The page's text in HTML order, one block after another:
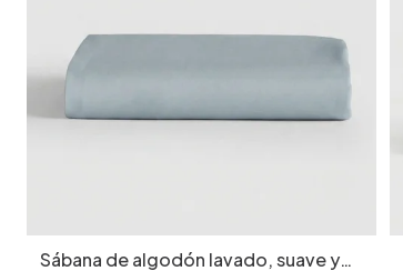
Sábana de algodón lavado, suave y